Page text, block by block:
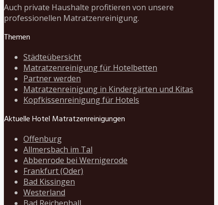
Auch private Haushalte profitieren von unsere
professionellen Matratzenreinigung.
Themen
Städteübersicht
Matratzenreinigung für Hotelbetten
Partner werden
Matratzenreinigung in Kindergärten und Kitas
Kopfkissenreinigung für Hotels
Aktuelle Hotel Matratzenreinigungen
Offenburg
Allmersbach im Tal
Abbenrode bei Wernigerode
Frankfurt (Oder)
Bad Kissingen
Westerland